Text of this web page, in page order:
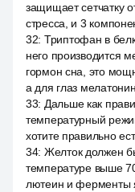
защищает сетчатку
стресса, и 3
32: Триптофан в
него производится
гормон сна, это
а для глаз
33: Дальше как
температурный
хотите правильно
34: Желток должен
температуре выше
лютеин и ферменты